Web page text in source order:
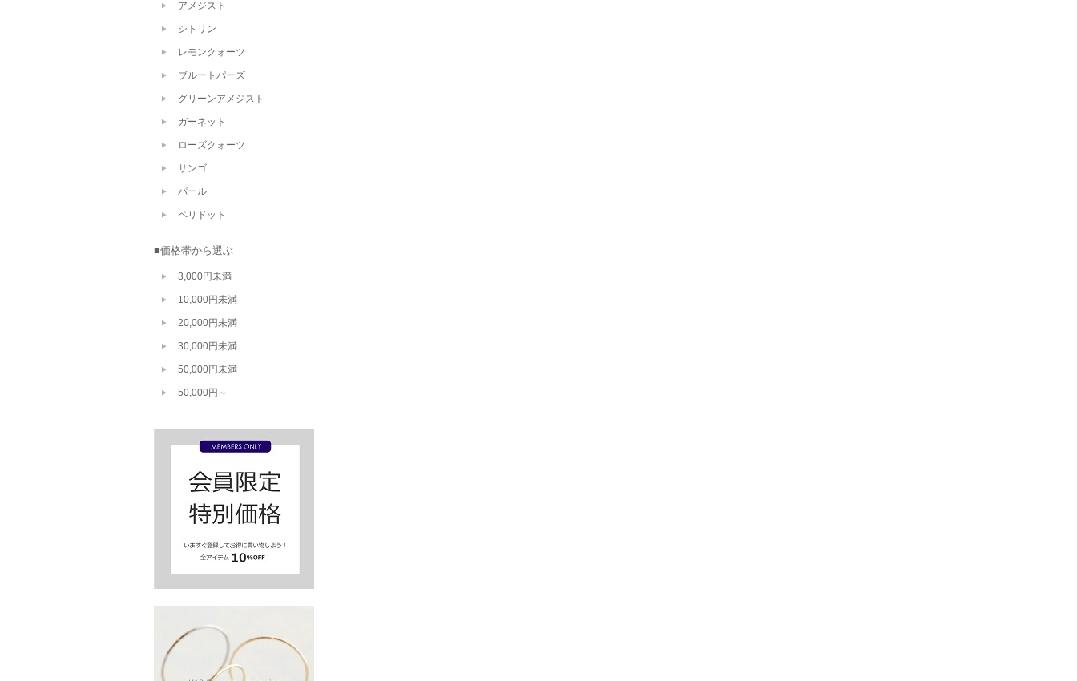
アメジスト
シトリン
レモンクォーツ
ブルートパーズ
グリーンアメジスト
ガーネット
ローズクォーツ
サンゴ
パール
ペリドット
■価格帯から選ぶ
3,000円未満
10,000円未満
20,000円未満
30,000円未満
50,000円未満
50,000円～